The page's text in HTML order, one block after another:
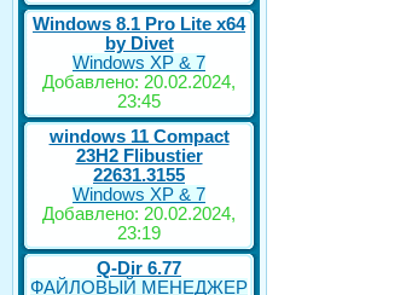
Windows 8.1 Pro Lite x64
by Divet
Windows XP & 7
Добавлено: 20.02.2024,
23:45
windows 11 Compact
23H2 Flibustier
22631.3155
Windows XP & 7
Добавлено: 20.02.2024,
23:19
Q-Dir 6.77
ФАЙЛОВЫЙ МЕНЕДЖЕР